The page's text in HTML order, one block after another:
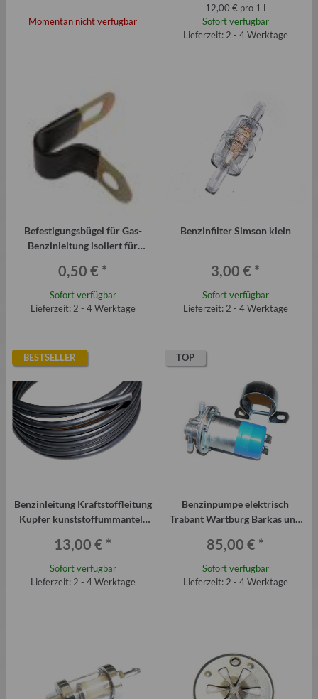
Momentan nicht verfügbar
12,00 € pro 1 l
Sofort verfügbar
Lieferzeit: 2 - 4 Werktage
Befestigungsbügel für Gas-
Benzinleitung isoliert für
0,50 € *
Sofort verfügbar
Lieferzeit: 2 - 4 Werktage
Benzinfilter Simson klein
3,00 € *
Sofort verfügbar
Lieferzeit: 2 - 4 Werktage
BESTSELLER
Benzinleitung Kraftstoffleitung
Kupfer kunststoffummantelt
13,00 € *
Sofort verfügbar
Lieferzeit: 2 - 4 Werktage
TOP
Benzinpumpe elektrisch
Trabant Wartburg Barkas und
85,00 € *
Sofort verfügbar
Lieferzeit: 2 - 4 Werktage